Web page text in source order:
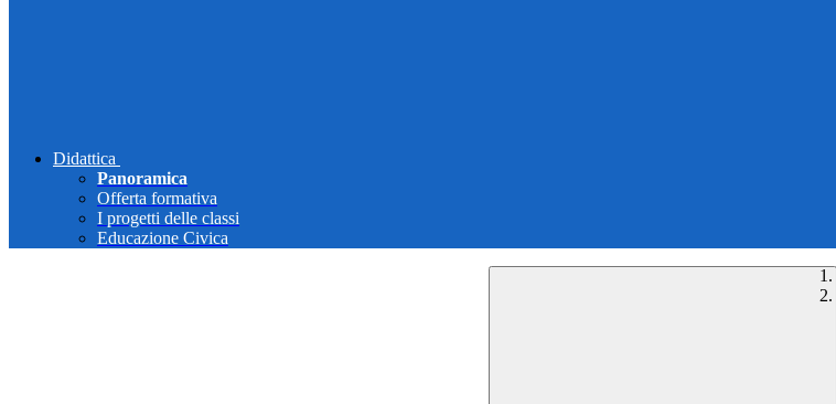
Didattica
Panoramica
Offerta formativa
I progetti delle classi
Educazione Civica